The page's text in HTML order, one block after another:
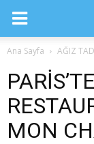
Ana Sayfa AĞIZ
MON